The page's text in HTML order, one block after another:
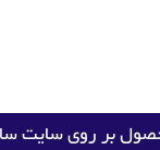
بر روی سایت